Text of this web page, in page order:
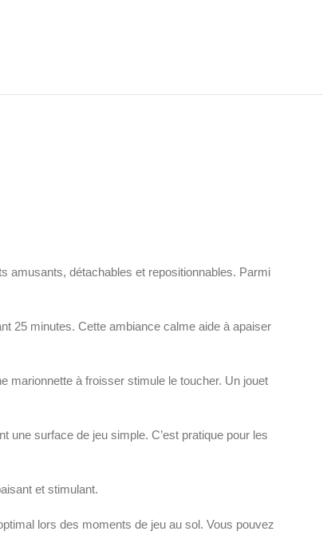
amusants, détachables et repositionnables. Parmi
25 minutes. Cette ambiance calme aide à apaiser
marionnette à froisser stimule le toucher. Un jouet
une surface de jeu simple. C’est pratique pour les
et stimulant.
lors des moments de jeu au sol. Vous pouvez